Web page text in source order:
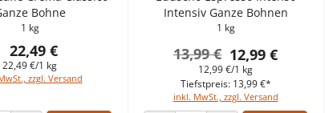
Bohne
1 kg
22,49 €
22,49 €/1 kg
zzgl. Versand
Intensiv Ganze Bohnen
1 kg
12,99 €
13,99 €
12,99 €/1 kg
inkl. MwSt., zzgl. Versand
Tiefstpreis: 13,99 €*